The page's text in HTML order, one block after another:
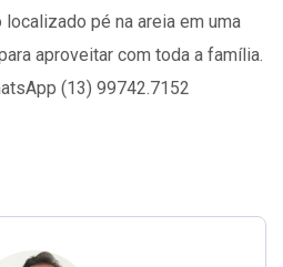
pé na areia em uma
aproveitar com toda a família.
(13) 99742.7152